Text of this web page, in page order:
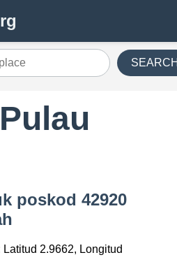
poskod 42920
Latitud 2.9662, Longitud